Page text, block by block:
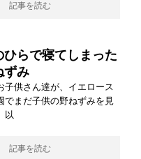
記事を読む
ひらで寝てしまった
ずみ
子供さん達が、イエロース
でまだ子供の野ねずみを見
以
記事を読む